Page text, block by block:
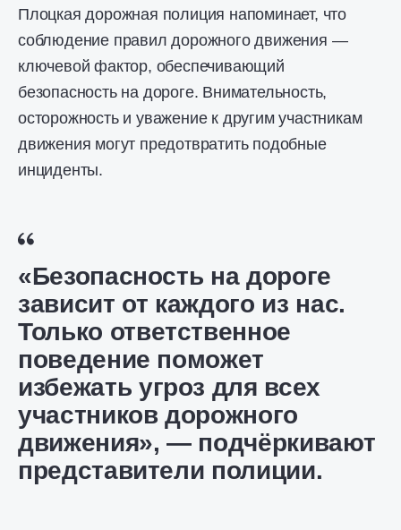
Плоцкая дорожная полиция напоминает, что
соблюдение правил дорожного движения —
ключевой фактор, обеспечивающий
безопасность на дороге. Внимательность,
осторожность и уважение к другим участникам
движения могут предотвратить подобные
инциденты.
«Безопасность на дороге
зависит от каждого из нас.
Только ответственное
поведение поможет
избежать угроз для всех
участников дорожного
движения», — подчёркивают
представители полиции.